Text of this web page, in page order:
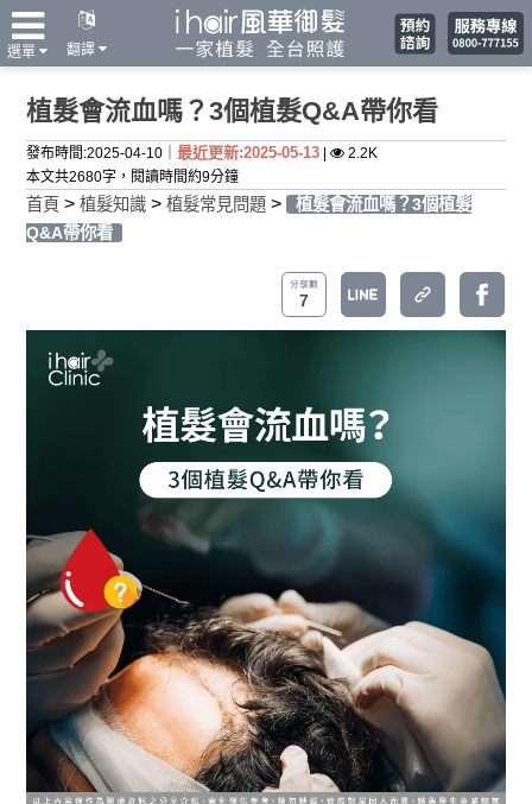
翻譯
選單
植髮會流血嗎？3個植髮Q&A帶你看
發布時間:2025-04-10｜ 最近更新:2025-05-13
2.2K
本文共2680字，閱讀時間約9分鐘
首頁 > 植髮知識 > 植髮常見問題 >
植髮會流血嗎？3個植髮
Q&A帶你看
7